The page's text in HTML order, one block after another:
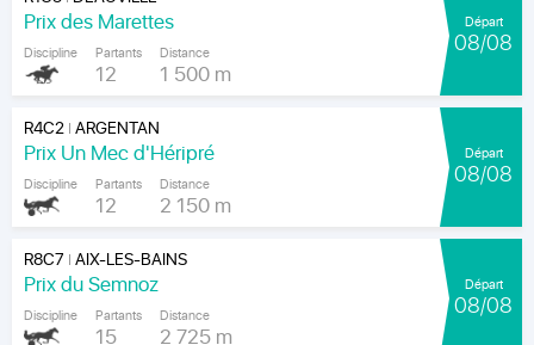
Prix des Marettes
Discipline Partants
12
Distance
1 500 m
Départ
08/08
R4C2|ARGENTAN
Prix Un Mec d'Héripré
Discipline Partants
12
Distance
2 150 m
Départ
08/08
R8C7 |AIX-LES-BAINS
Prix du Semnoz
Discipline Partants
15
Distance
2 725 m
Départ
08/08